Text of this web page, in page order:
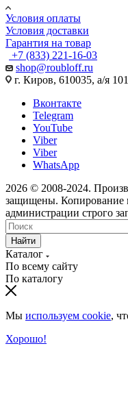
Условия оплаты
Условия доставки
Гарантия на товар
+7 (833) 221-16-03
shop@roubloff.ru
г. Киров, 610035, а/я 101
Вконтакте
Telegram
YouTube
Viber
Viber
WhatsApp
2026 © 2008-2024.
защищены. Копирование
администрации строго
Найти
Каталог
По всему сайту
По каталогу
Мы используем cookie,
Хорошо!